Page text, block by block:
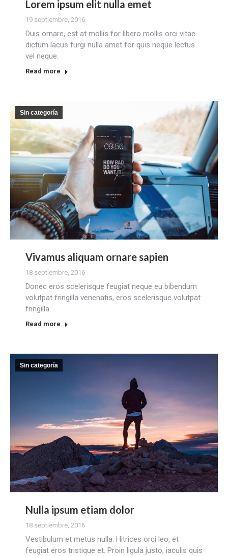
Lorem ipsum elit nulla emet
19 septiembre, 2016
Duis ornare, est at mollis for libero mollis orci vitae
dictum lacus furgi nulla amet for quis neque lectus
vel neque.
Read more
Sin categoría
Vivamus aliquam ornare sapien
18 septiembre, 2016
Donec eros scelerisque feugiat neque eu bibendum
volutpat fringilla venenatis, eros scelerisque volutpat
fringilla.
Read more
Sin categoría
Nulla ipsum etiam dolor
18 septiembre, 2016
Vestibulum et metus nulla. Hitrices orci leo, et
feugiat eros tristique et. Proin ligula justo, iaculis quis